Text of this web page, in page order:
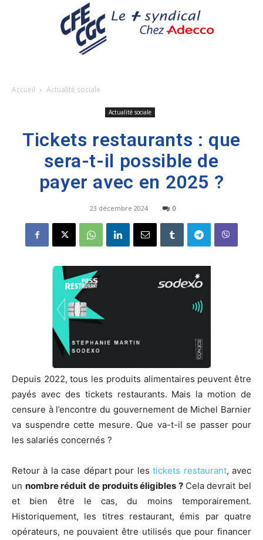
Accueil Actualité sociale
Actualité sociale
Tickets restaurants : que
sera-t-il possible de
payer avec en 2025 ?
23 décembre 2024 0
Depuis 2022, tous les produits alimentaires peuvent être
payés avec des tickets restaurants. Mais la motion de
censure à l’encontre du gouvernement de Michel Barnier
va suspendre cette mesure. Que va-t-il se passer pour
les salariés concernés ?
Retour à la case départ pour les tickets restaurant, avec
un nombre réduit de produits éligibles ? Cela devrait bel
et bien être le cas, du moins temporairement.
Historiquement, les titres restaurant, émis par quatre
opérateurs, ne pouvaient être utilisés que pour financer